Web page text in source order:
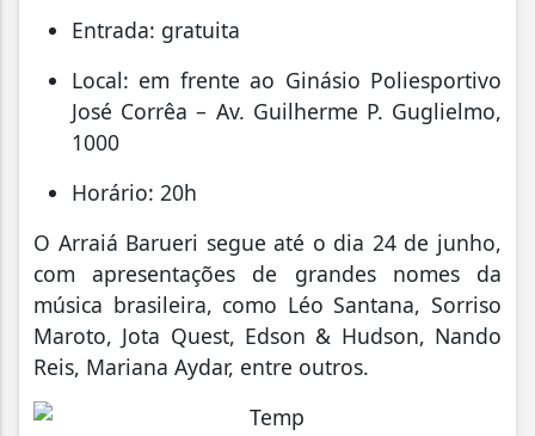
Entrada: gratuita
Local: em frente ao Ginásio Poliesportivo
José Corrêa – Av. Guilherme P. Guglielmo,
1000
Horário: 20h
O Arraiá Barueri segue até o dia 24 de junho,
com apresentações de grandes nomes da
música brasileira, como Léo Santana, Sorriso
Maroto, Jota Quest, Edson & Hudson, Nando
Reis, Mariana Aydar, entre outros.